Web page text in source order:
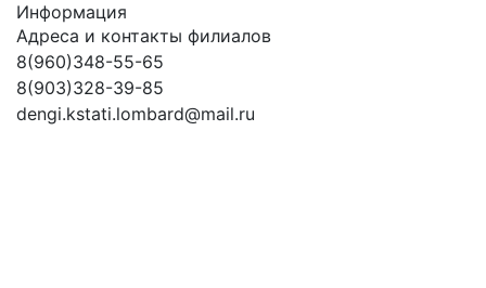
Информация
Адреса и контакты филиалов
8(960)348-55-65
8(903)328-39-85
dengi.kstati.lombard@mail.ru